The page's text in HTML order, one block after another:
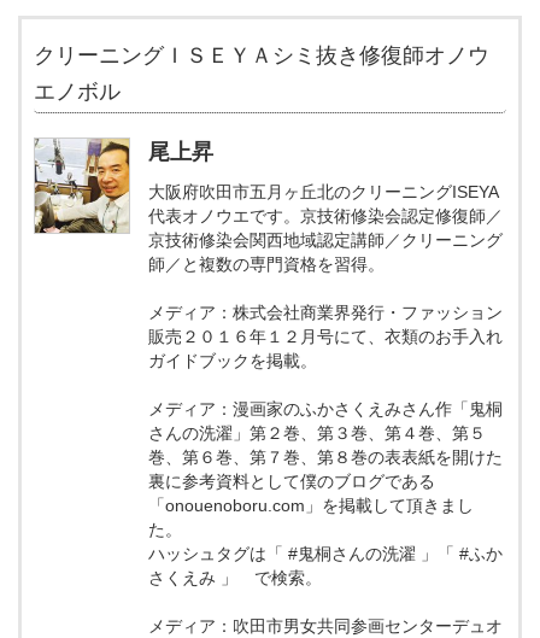
クリーニングＩＳＥＹＡシミ抜き修復師オノウ
エノボル
尾上昇
大阪府吹田市五月ヶ丘北のクリーニングISEYA
代表オノウエです。京技術修染会認定修復師／
京技術修染会関西地域認定講師／クリーニング
師／と複数の専門資格を習得。
メディア：株式会社商業界発行・ファッション
販売２０１６年１２月号にて、衣類のお手入れ
ガイドブックを掲載。
メディア：漫画家のふかさくえみさん作「鬼桐
さんの洗濯」第２巻、第３巻、第４巻、第５
巻、第６巻、第７巻、第８巻の表表紙を開けた
裏に参考資料として僕のブログである
「onouenoboru.com」を掲載して頂きまし
た。
ハッシュタグは「 #鬼桐さんの洗濯 」「 #ふか
さくえみ 」 で検索。
メディア：吹田市男女共同参画センターデュオ